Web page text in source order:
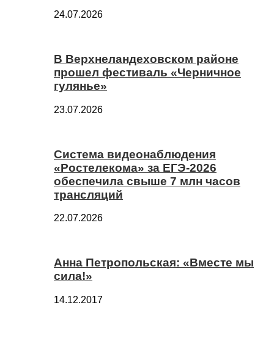
24.07.2026
В Верхнеландеховском районе
прошел фестиваль «Черничное
гулянье»
23.07.2026
Система видеонаблюдения
«Ростелекома» за ЕГЭ-2026
обеспечила свыше 7 млн часов
трансляций
22.07.2026
Анна Петропольская: «Вместе мы
сила!»
14.12.2017